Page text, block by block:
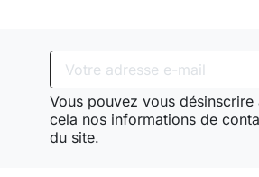
Vous pouvez vous
cela nos informations de
du site.